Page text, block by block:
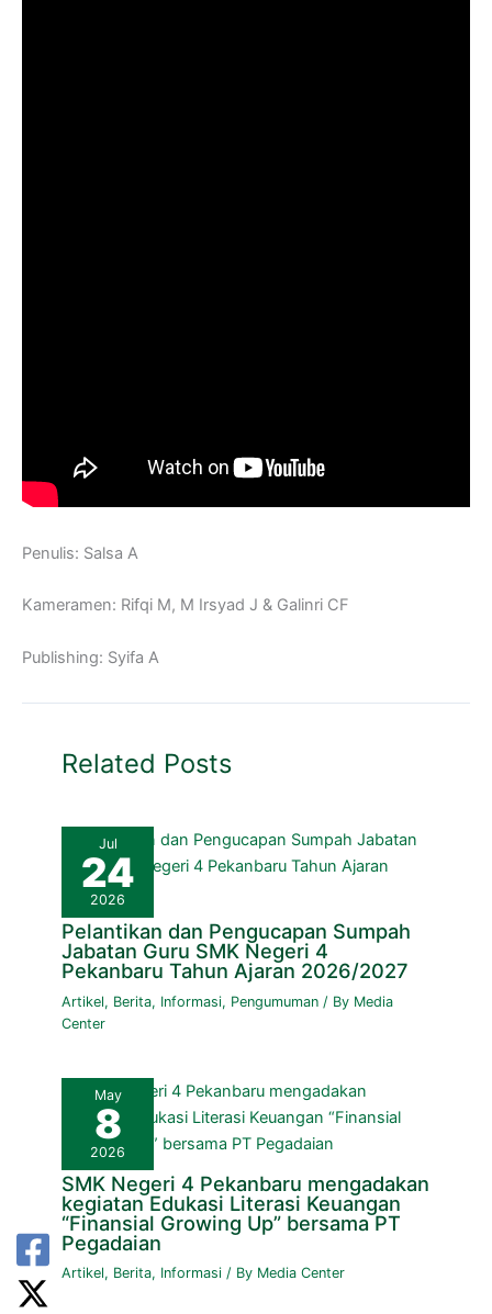
Penulis: Salsa A
Kameramen: Rifqi M, M Irsyad J & Galinri CF
Publishing: Syifa A
Related Posts
Jul
24
2026
Pelantikan dan Pengucapan Sumpah
Jabatan Guru SMK Negeri 4
Pekanbaru Tahun Ajaran 2026/2027
Artikel, Berita, Informasi, Pengumuman / By Media
Center
May
8
2026
SMK Negeri 4 Pekanbaru mengadakan
kegiatan Edukasi Literasi Keuangan
“Finansial Growing Up” bersama PT
Pegadaian
Artikel, Berita, Informasi / By Media Center